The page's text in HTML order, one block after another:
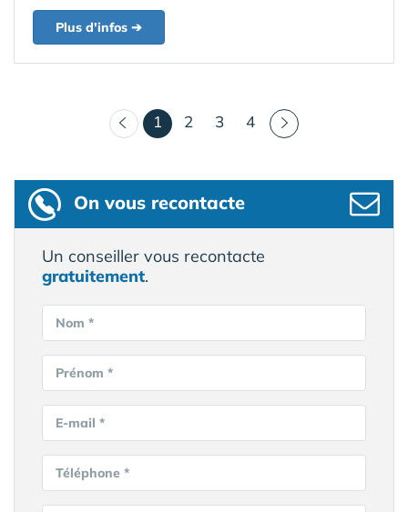
Plus d'infos ➔
1 (courant)
2 3 4
On vous recontacte
Un conseiller vous recontacte
gratuitement.
Nom *
Prénom *
E-mail *
Téléphone *